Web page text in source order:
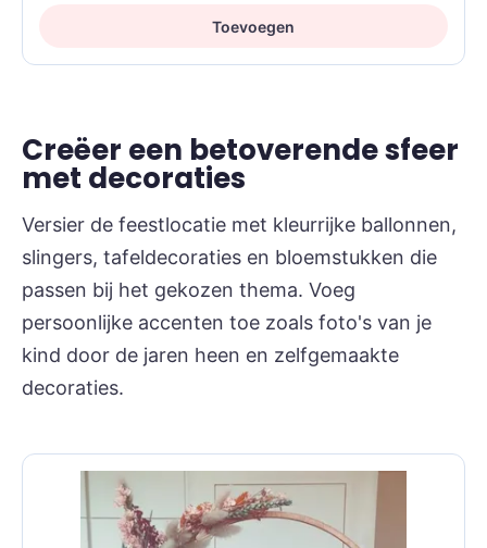
Toevoegen
Creëer een betoverende sfeer
met decoraties
Versier de feestlocatie met kleurrijke ballonnen,
slingers, tafeldecoraties en bloemstukken die
passen bij het gekozen thema. Voeg
persoonlijke accenten toe zoals foto's van je
kind door de jaren heen en zelfgemaakte
decoraties.